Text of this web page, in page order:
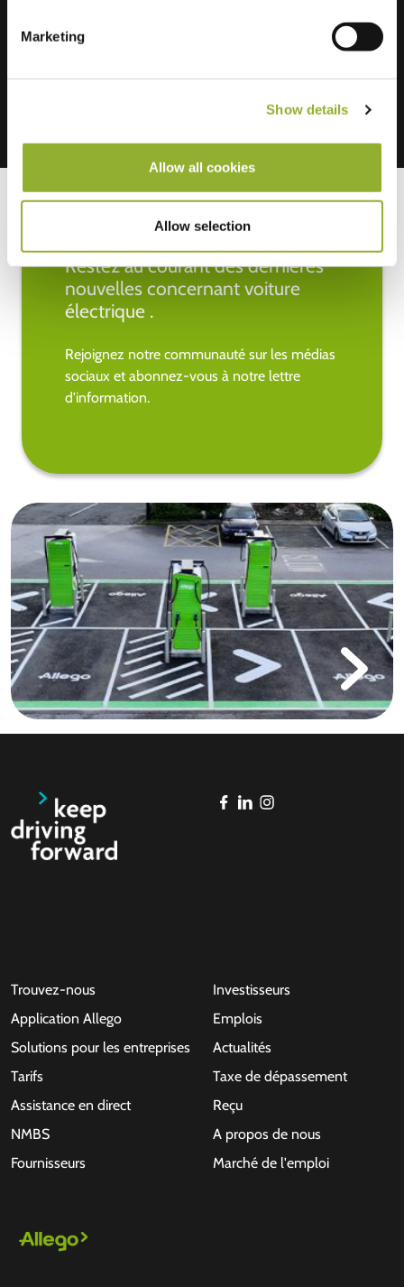
Marketing
Show details
Allow all cookies
Allow selection
Restez au courant des dernières
nouvelles concernant voiture
électrique .
Rejoignez notre communauté sur les médias
sociaux et abonnez-vous à notre lettre
d'information.
Trouvez-nous
Application Allego
Solutions pour les entreprises
Tarifs
Assistance en direct
NMBS
Fournisseurs
Investisseurs
Emplois
Actualités
Taxe de dépassement
Reçu
A propos de nous
Marché de l'emploi